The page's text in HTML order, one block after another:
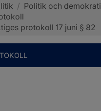
/ Politik och demokrati
protokoll 17 juni § 82